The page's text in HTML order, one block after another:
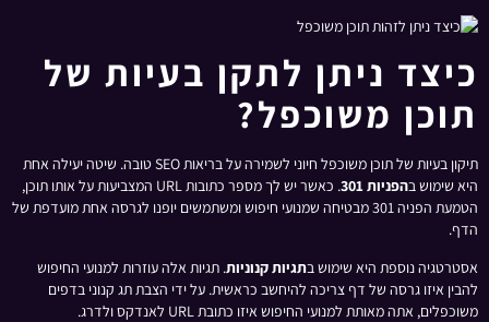
כיצד ניתן לתקן בעיות של
תוכן משוכפל?
תיקון בעיות של תוכן משוכפל חיוני לשמירה על בריאות SEO טובה. שיטה יעילה אחת
היא שימוש בהפניות 301
. כאשר יש לך מספר כתובות URL המצביעות על אותו תוכן,
הטמעת הפניה 301 מבטיחה שמנועי חיפוש ומשתמשים יופנו לגרסה אחת מועדפת של
הדף.
אסטרטגיה נוספת היא שימוש בתגיות קנוניות. תגיות אלה עוזרות למנועי החיפוש
להבין איזו גרסה של דף צריכה להיחשב כראשית. על ידי הצבת תג קנוני בדפים
משוכפלים, אתה מאותת למנועי החיפוש איזו כתובת URL לאנדקס ולדרג.